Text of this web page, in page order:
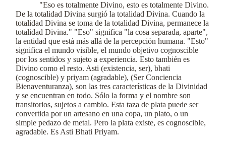
"Eso es totalmente Divino, esto es totalmente Divino.
De la totalidad Divina surgió la totalidad Divina. Cuando la
totalidad Divina se toma de la totalidad Divina, permanece la
totalidad Divina." "Eso" significa "la cosa separada, aparte",
la entidad que está más allá de la percepción humana. "Esto"
significa el mundo visible, el mundo objetivo cognoscible
por los sentidos y sujeto a experiencia. Esto también es
Divino como el resto. Asti (existencia, ser), bhati
(cognoscible) y priyam (agradable), (Ser Conciencia
Bienaventuranza), son las tres características de la Divinidad
y se encuentran en todo. Sólo la forma y el nombre son
transitorios, sujetos a cambio. Esta taza de plata puede ser
convertida por un artesano en una copa, un plato, o un
simple pedazo de metal. Pero la plata existe, es cognoscible,
agradable. Es Asti Bhati Priyam.